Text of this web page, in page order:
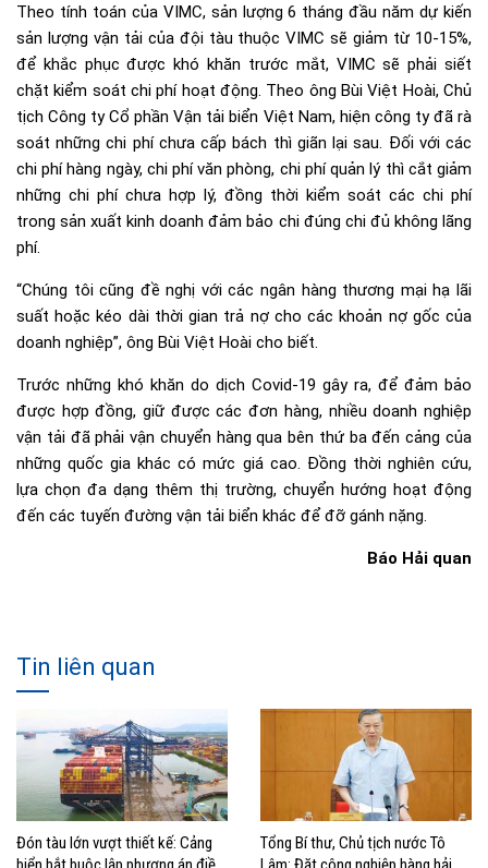
Theo tính toán của VIMC, sản lượng 6 tháng đầu năm dự kiến
sản lượng vận tải của đội tàu thuộc VIMC sẽ giảm từ 10-15%,
để khắc phục được khó khăn trước mắt, VIMC sẽ phải siết
chặt kiểm soát chi phí hoạt động. Theo ông Bùi Việt Hoài, Chủ
tịch Công ty Cổ phần Vận tải biển Việt Nam, hiện công ty đã rà
soát những chi phí chưa cấp bách thì giãn lại sau. Đối với các
chi phí hàng ngày, chi phí văn phòng, chi phí quản lý thì cắt giảm
những chi phí chưa hợp lý, đồng thời kiểm soát các chi phí
trong sản xuất kinh doanh đảm bảo chi đúng chi đủ không lãng
phí.
“Chúng tôi cũng đề nghị với các ngân hàng thương mại hạ lãi
suất hoặc kéo dài thời gian trả nợ cho các khoản nợ gốc của
doanh nghiệp”, ông Bùi Việt Hoài cho biết.
Trước những khó khăn do dịch Covid-19 gây ra, để đảm bảo
được hợp đồng, giữ được các đơn hàng, nhiều doanh nghiệp
vận tải đã phải vận chuyển hàng qua bên thứ ba đến cảng của
những quốc gia khác có mức giá cao. Đồng thời nghiên cứu,
lựa chọn đa dạng thêm thị trường, chuyển hướng hoạt động
đến các tuyến đường vận tải biển khác để đỡ gánh nặng.
Báo Hải quan
Tin liên quan
Đón tàu lớn vượt thiết kế: Cảng
Tổng Bí thư, Chủ tịch nước Tô